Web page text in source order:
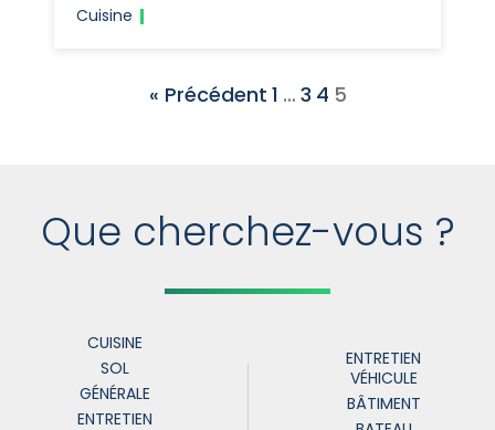
Cuisine
« Précédent 1 … 3 4 5
Que cherchez-vous ?
CUISINE
SOL
GÉNÉRALE
ENTRETIEN
ENTRETIEN
VÉHICULE
BÂTIMENT